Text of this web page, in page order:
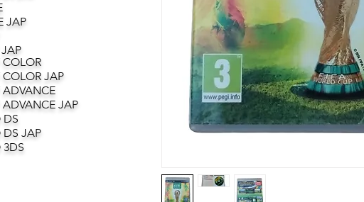
JAP
JAP
JAP
DS
JAP